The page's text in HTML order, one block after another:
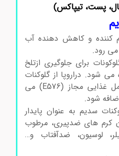
پست، تیپاکس)
و کاهش دهنده آب
رود.
برای جلوگیری ازتلخ
شود. دراروپا از گلوکنات
سدیم به عنوان یک مکمل غذایی مجاز (E576) می
شود.
سدیم به عنوان پایدار
های ضدپیری، مرطوب
لوسیون، ضدآفتاب و…